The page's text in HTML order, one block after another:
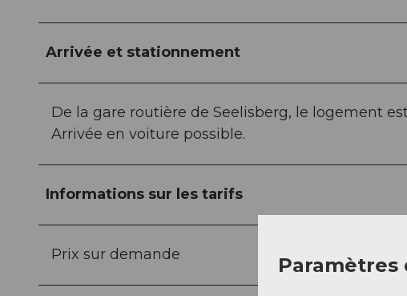
Arrivée et stationnement
De la gare routière de Seelisberg, le logement
Arrivée en voiture possible.
Informations sur les tarifs
Prix sur demande Paramètres